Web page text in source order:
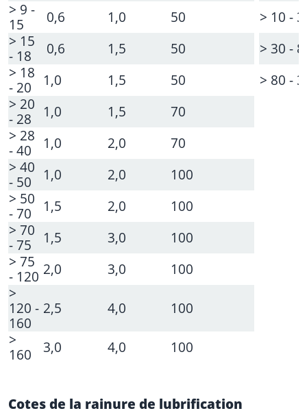
> 9 -
15
0,6 1,0 50
> 10 -
> 15
- 18
0,6 1,5 50
> 30 -
> 18
- 20
1,0 1,5 50
> 80 -
> 20
- 28
1,0 1,5
70
> 28
- 40
1,0 2,0
70
> 40
- 50
1,0 2,0
100
> 50
- 70
1,5 2,0
100
> 70
- 75
1,5 3,0
100
> 75
- 120 2,0 3,0
100
>
120 -
160
2,5 4,0
100
>
160
3,0 4,0 100
Cotes de la rainure de lubrification